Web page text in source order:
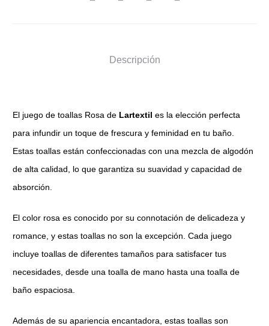
Descripción
El juego de toallas Rosa de Lartextil es la elección perfecta
para infundir un toque de frescura y feminidad en tu baño.
Estas toallas están confeccionadas con una mezcla de algodón
de alta calidad, lo que garantiza su suavidad y capacidad de
absorción.
El color rosa es conocido por su connotación de delicadeza y
romance, y estas toallas no son la excepción. Cada juego
incluye toallas de diferentes tamaños para satisfacer tus
necesidades, desde una toalla de mano hasta una toalla de
baño espaciosa.
Además de su apariencia encantadora, estas toallas son